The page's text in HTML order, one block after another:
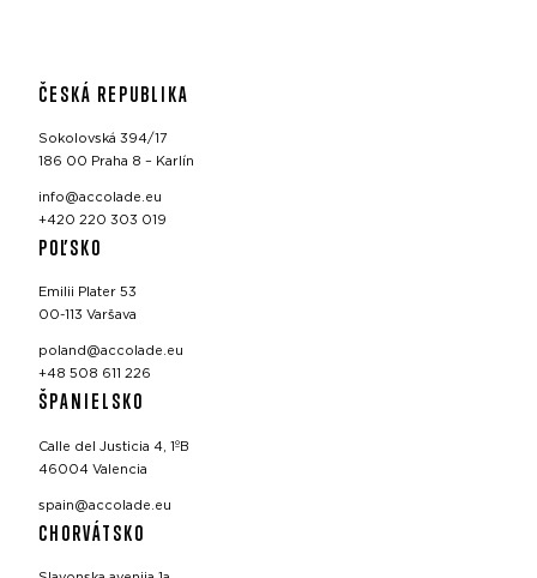
ČESKÁ REPUBLIKA
Sokolovská 394/17
186 00 Praha 8 – Karlín
info@accolade.eu
+420 220 303 019
POĽSKO
Emilii Plater 53
00-113 Varšava
poland@accolade.eu
+48 508 611 226
ŠPANIELSKO
Calle del Justicia 4, 1ºB
46004 Valencia
spain@accolade.eu
CHORVÁTSKO